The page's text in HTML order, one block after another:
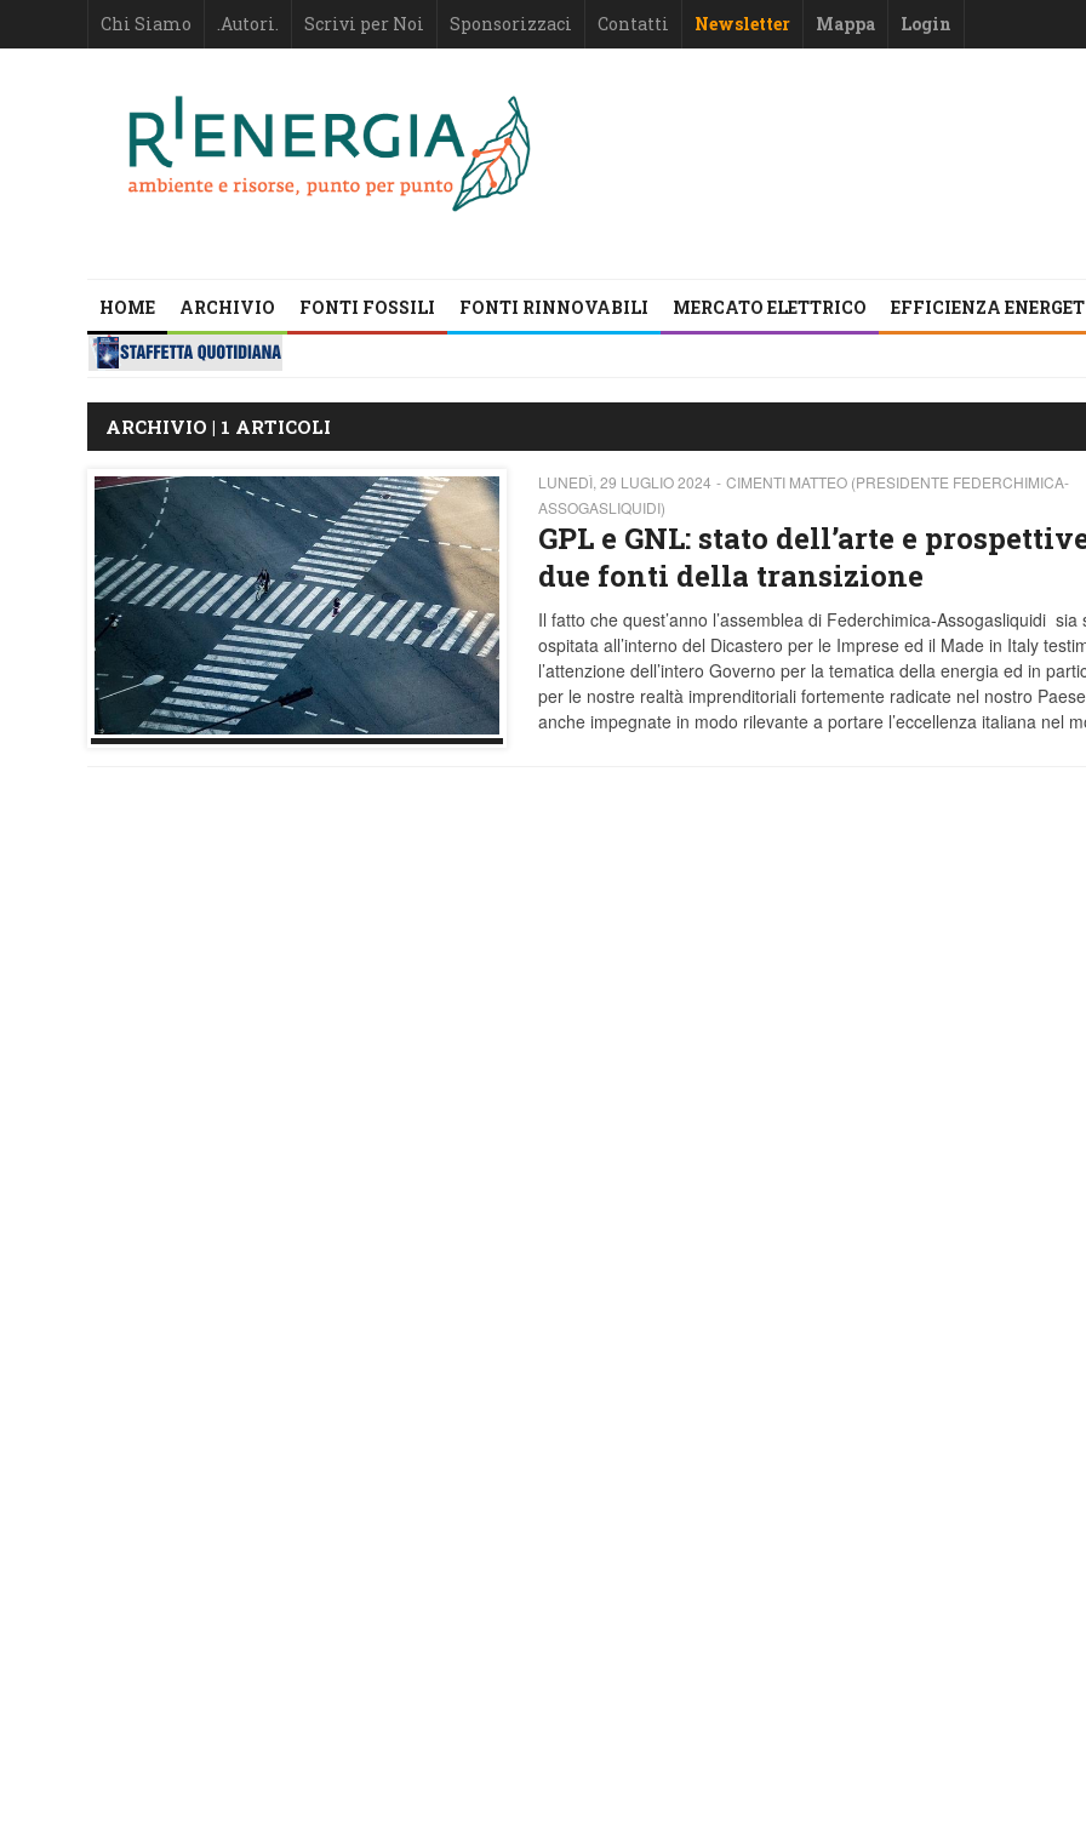
Chi Siamo .Autori. Scrivi per Noi Sponsorizzaci Contatti Newsletter Mappa Login
HOME ARCHIVIO FONTI FOSSILI FONTI RINNOVABILI MERCATO ELETTRICO EFFICIENZA
ARCHIVIO | 1 ARTICOLI
LUNEDÌ, 29 LUGLIO 2024
CIMENTI MATTEO (PRESIDENTE FEDERCHIMICA-
ASSOGASLIQUIDI)
GPL e GNL: stato dell’arte e
due fonti della transizione
Il fatto che quest’anno l’assemblea di Federchimica-Assogasliquidi sia
ospitata all’interno del Dicastero per le Imprese ed il Made in Italy
l’attenzione dell’intero Governo per la tematica della energia ed in
per le nostre realtà imprenditoriali fortemente radicate nel nostro
anche impegnate in modo rilevante a portare l’eccellenza italiana nel